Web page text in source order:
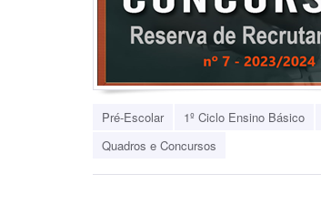
Pré-Escolar 1º Ciclo Ensino Básico
Quadros e Concursos